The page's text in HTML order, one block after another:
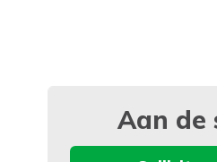
Aan de